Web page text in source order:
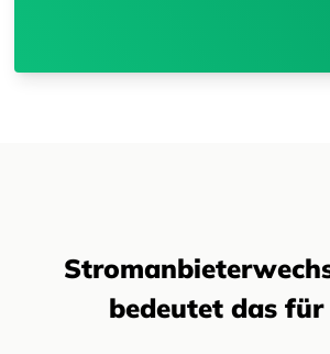
bedeutet das für